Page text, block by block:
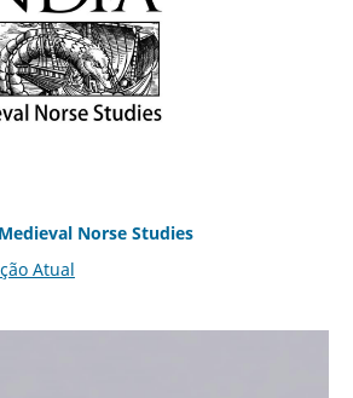
Norse Studies
Atual